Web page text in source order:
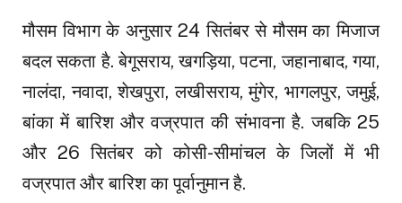
मौसम विभाग के अनुसार 24 सितंबर से मौसम का मिजाज
बदल सकता है. बेगूसराय, खगड़िया, पटना, जहानाबाद, गया,
नालंदा, नवादा, शेखपुरा, लखीसराय, मुंगेर, भागलपुर, जमुई,
बांका में बारिश और वज्रपात की संभावना है. जबकि 25
और 26 सितंबर को कोसी-सीमांचल के जिलों में भी
वज्रपात और बारिश का पूर्वानुमान है.